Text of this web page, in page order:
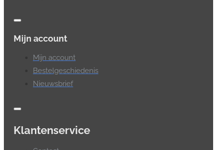
Mijn account
Mijn account
Bestelgeschiedenis
Nieuwsbrief
Klantenservice